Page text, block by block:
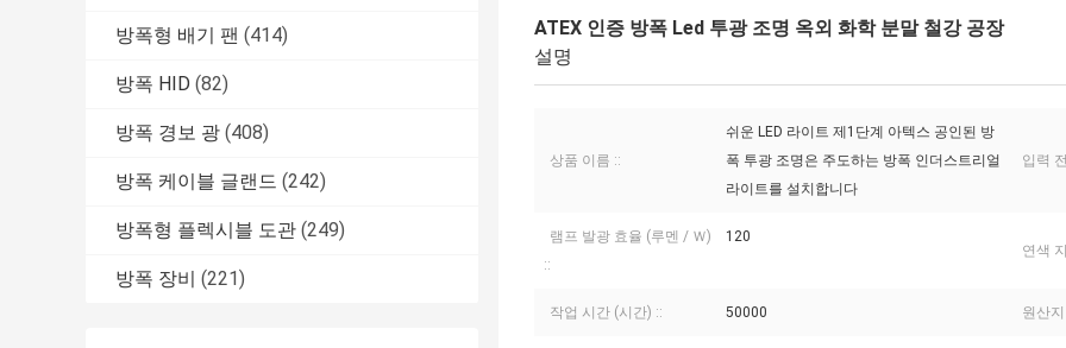
방폭형 배기 팬 (414)
방폭 HID (82)
방폭 경보 광 (408)
방폭 케이블 글랜드 (242)
방폭형 플렉시블 도관 (249)
방폭 장비 (221)
ATEX 인증 방폭 Led 투광 조명 옥외 화학 분말 철강 공장
설명
상품 이름 ::
쉬운 LED 라이트 제1단계 아텍스 공인된 방
폭 투광 조명은 주도하는 방폭 인더스트리얼
라이트를 설치합니다
입력
램프 발광 효율 (루멘 / Ｗ)
::
120
연색
작업 시간 (시간) :: 50000 원산